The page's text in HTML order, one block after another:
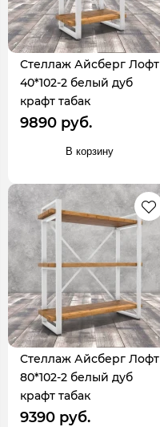
Стеллаж Айсберг Лофт
40*102-2 белый дуб
крафт табак
9890 руб.
В корзину
Стеллаж Айсберг Лофт
80*102-2 белый дуб
крафт табак
9390 руб.